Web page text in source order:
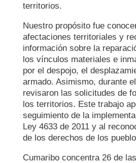
territorios.
Nuestro propósito fue
afectaciones territoriales y
información sobre la
los vínculos materiales e
por el despojo, el
armado. Asimismo, durante
revisaron las solicitudes de
los territorios. Este trabajo
seguimiento de la
Ley 4633 de 2011 y al
de los derechos de los
Cumaribo concentra 26 de